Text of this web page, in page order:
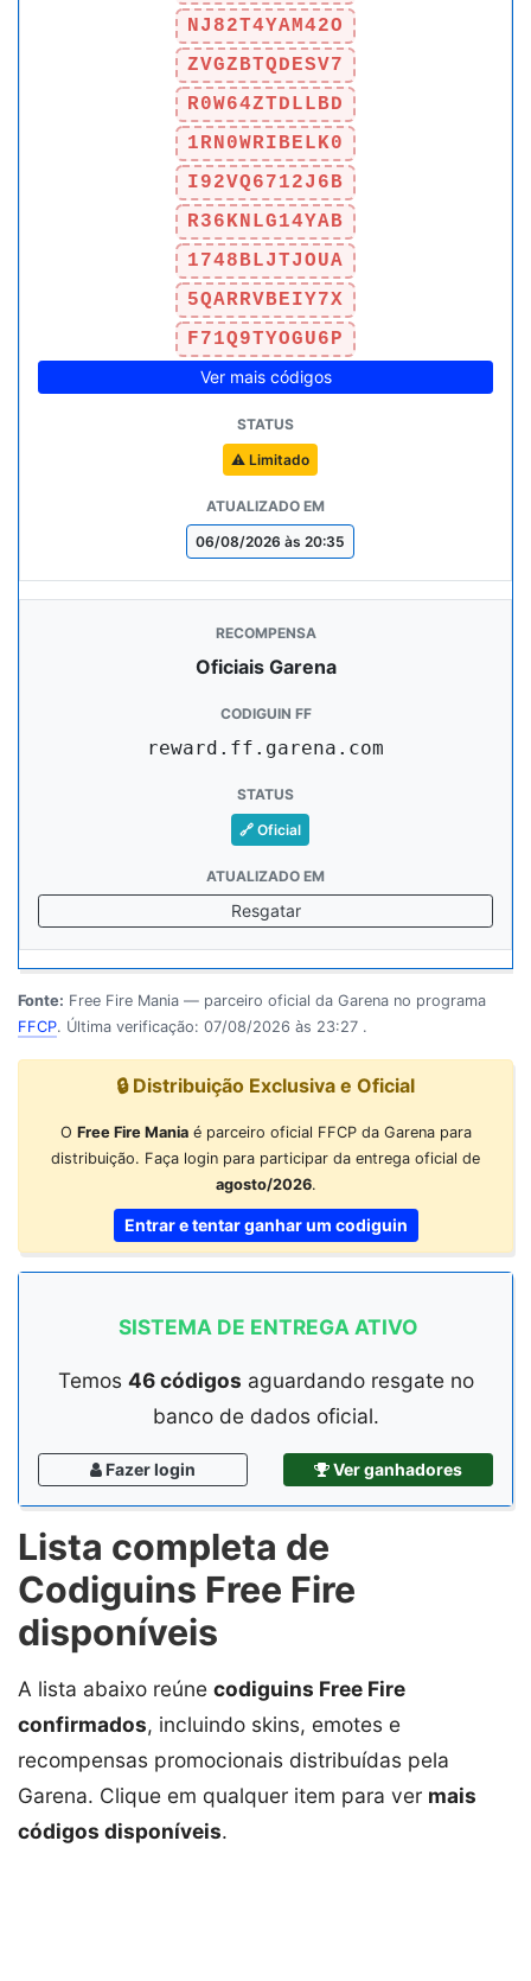
NJ82T4YAM42O
ZVGZBTQDESV7
R0W64ZTDLLBD
1RN0WRIBELK0
I92VQ6712J6B
R36KNLG14YAB
1748BLJTJOUA
5QARRVBEIY7X
F71Q9TYOGU6P
Ver mais códigos
⚠️ Limitado
06/08/2026 às 20:35
Oficiais Garena
reward.ff.garena.com
🔗 Oficial
Resgatar
Fonte: Free Fire Mania — parceiro oficial da Garena no programa
FFCP. Última verificação: 07/08/2026 às 23:27 .
🔒 Distribuição Exclusiva e Oficial
O Free Fire Maniaé parceiro oficial FFCP da Garena para
distribuição. Faça login para participar da entrega oficial de
agosto/2026.
Entrar e tentar ganhar um codiguin
SISTEMA DE ENTREGA ATIVO
Temos 46 códigos aguardando resgate no
banco de dados oficial.
Fazer login Ver ganhadores
Lista completa de
Codiguins Free Fire
disponíveis
A lista abaixo reúne codiguins Free Fire
confirmados, incluindo skins, emotes e
recompensas promocionais distribuídas pela
Garena. Clique em qualquer item para ver mais
códigos disponíveis.